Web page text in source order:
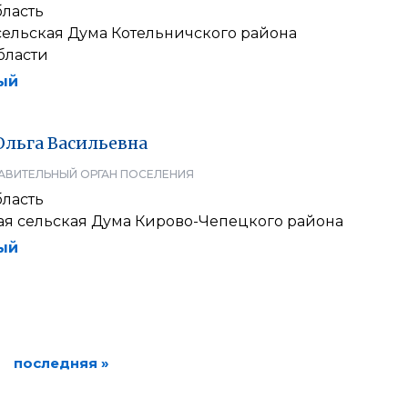
Дума Котельничского района
Васильевна
ОРГАН ПОСЕЛЕНИЯ
сельская Дума Кирово-Чепецкого района
последняя »